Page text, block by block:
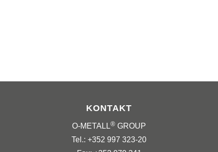
KONTAKT
O-METALL® GROUP
Tel.: +352 997 323-20